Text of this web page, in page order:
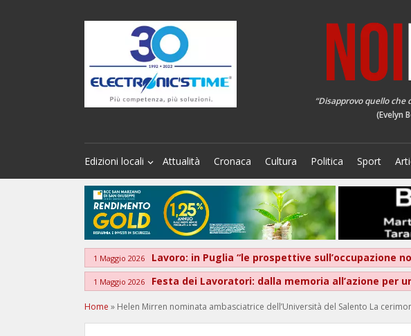
“Disapprovo quello
(Evelyn
Edizioni locali Attualità Cronaca Cultura Politica Sport
1 Maggio 2026 Lavoro: in Puglia “le prospettive sull’occupazione
1 Maggio 2026 Festa dei Lavoratori: dalla memoria all’azione per
Home » Helen Mirren nominata ambasciatrice dell’Università del Salento La